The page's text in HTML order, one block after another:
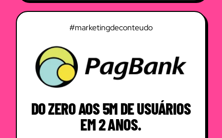
#marketingdeconteudo
DO ZERO AOS 5M DE USUÁRIOS
EM 2 ANOS.